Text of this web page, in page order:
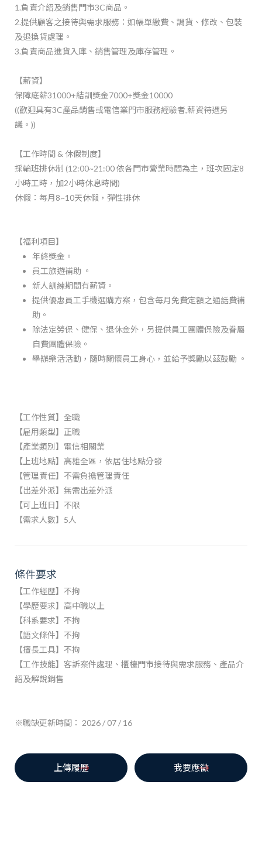
1.負責介紹及銷售門市3C商品。
2.提供顧客之接待與需求服務：如帳單繳費、調貨、修改、包裝
及退換貨處理。
3.負責商品進貨入庫、銷售管理及庫存管理。
【薪資】
保障底薪31000+結訓獎金7000+獎金10000
((歡迎具有3C產品銷售或電信業門市服務經驗者,薪資待遇另
議。))
【工作時間 & 休假制度】
採輪班排休制 (12:00~21:00 依各門市營業時間為主，班次固定8
小時工時，加2小時休息時間)
休假：每月8~10天休假，彈性排休
【福利項目】
年終獎金。
員工旅遊補助 。
新人訓練期間有薪資。
提供優惠員工手機選購方案，包含每月免費定額之通話費補
助。
除法定勞保、健保、退休金外，另提供員工團體保險及眷屬
自費團體保險。
舉辦樂活活動，隨時關懷員工身心，並給予獎勵以茲鼓勵 。
【工作性質】全職
【雇用類型】正職
【產業類別】電信相關業
【上班地點】高雄全區，依居住地點分發
【管理責任】不需負擔管理責任
【出差外派】無需出差外派
【可上班日】不限
【需求人數】5人
條件要求
【工作經歷】不拘
【學歷要求】高中職以上
【科系要求】不拘
【語文條件】不拘
【擅長工具】不拘
【工作技能】客訴案件處理、櫃檯門市接待與需求服務、產品介
紹及解說銷售
※職缺更新時間： 2026 / 07 / 16
上傳履歷 我要應徵